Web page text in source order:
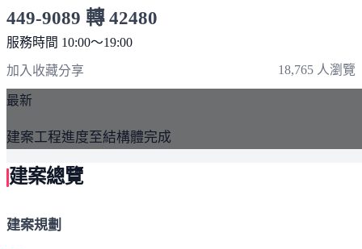
449-9089 轉 42480
服務時間 10:00～19:00
加入收藏分享 18,765 人瀏覽
最新
建案工程進度至結構體完成
建案總覽
建案規劃